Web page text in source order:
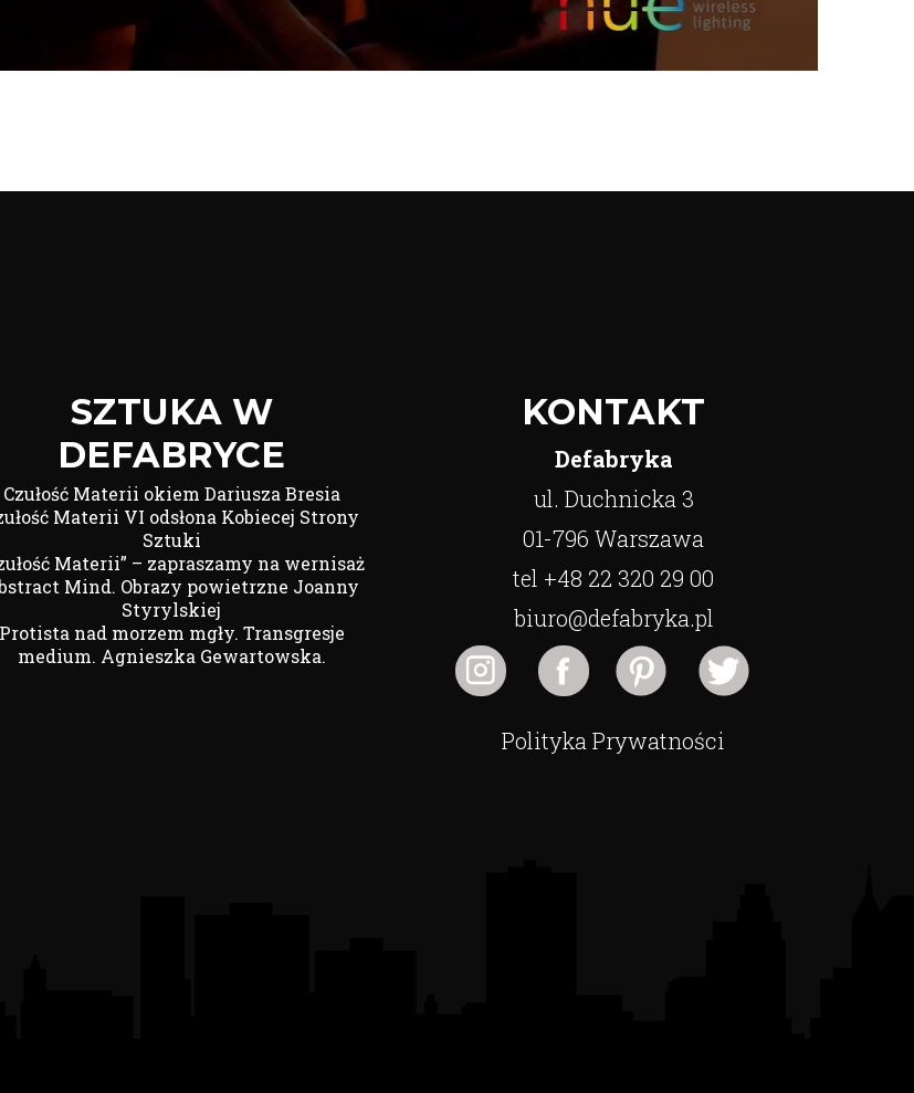
SZTUKA W
DEFABRYCE
Czułość Materii okiem Dariusza Bresia
Materii VI odsłona Kobiecej Strony
Sztuki
Materii” – zapraszamy na wernisaż
Mind. Obrazy powietrzne Joanny
Styrylskiej
Protista nad morzem mgły. Transgresje
medium. Agnieszka Gewartowska.
KONTAKT
Defabryka
ul. Duchnicka 3
01-796 Warszawa
tel +48 22 320 29 00
biuro@defabryka.pl
Polityka Prywatności